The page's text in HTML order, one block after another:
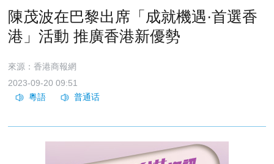
陳茂波在巴黎出席「成就機遇·首選香
港」活動 推廣香港新優勢
來源：香港商報網
2023-09-20 09:51